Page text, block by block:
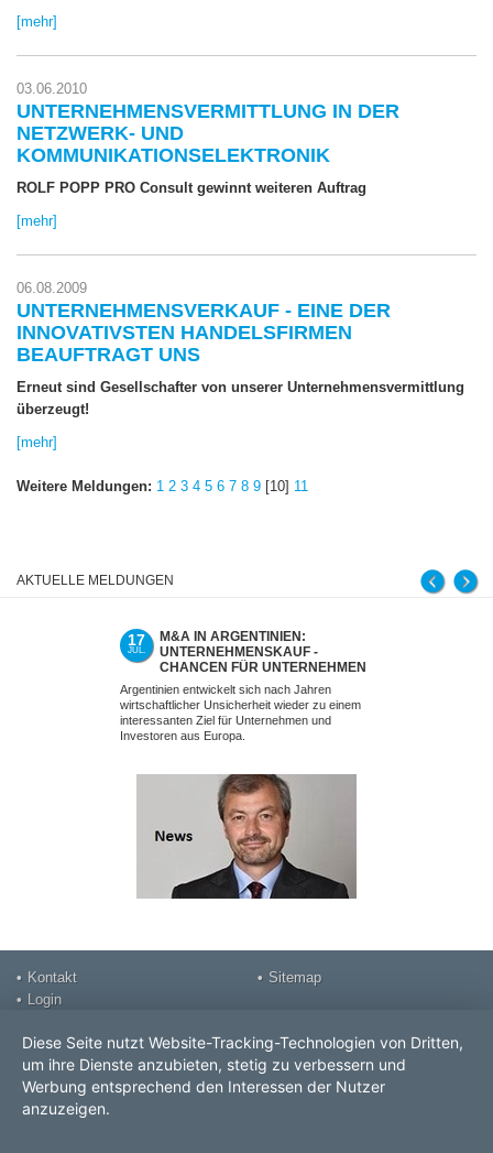
[mehr]
03.06.2010
UNTERNEHMENSVERMITTLUNG IN DER
NETZWERK- UND
KOMMUNIKATIONSELEKTRONIK
ROLF POPP PRO Consult gewinnt weiteren Auftrag
[mehr]
06.08.2009
UNTERNEHMENSVERKAUF - EINE DER
INNOVATIVSTEN HANDELSFIRMEN
BEAUFTRAGT UNS
Erneut sind Gesellschafter von unserer Unternehmensvermittlung
überzeugt!
[mehr]
Weitere Meldungen: 1 2 3 4 5 6 7 8 9 [10] 11
AKTUELLE MELDUNGEN
17
JUL.
M&A IN ARGENTINIEN:
UNTERNEHMENSKAUF -
CHANCEN FÜR UNTERNEHMEN
UND INVESTOREN AUS EUROPA
Argentinien entwickelt sich nach Jahren
wirtschaftlicher Unsicherheit wieder zu einem
interessanten Ziel für Unternehmen und
Investoren aus Europa.
Kontakt
Login
Sitemap
DSGVO Datenschutz
Videos
Prospekt
Diese Seite nutzt Website-Tracking-Technologien von Dritten,
um ihre Dienste anzubieten, stetig zu verbessern und
Werbung entsprechend den Interessen der Nutzer
anzuzeigen.